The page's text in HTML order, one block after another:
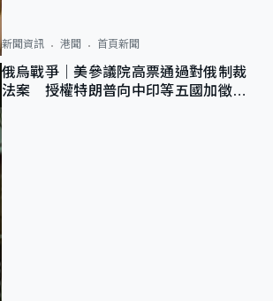
新聞資訊 港聞 首頁新聞
俄烏戰爭｜美參議院高票通過對俄制裁
法案 授權特朗普向中印等五國加徵
100%關稅